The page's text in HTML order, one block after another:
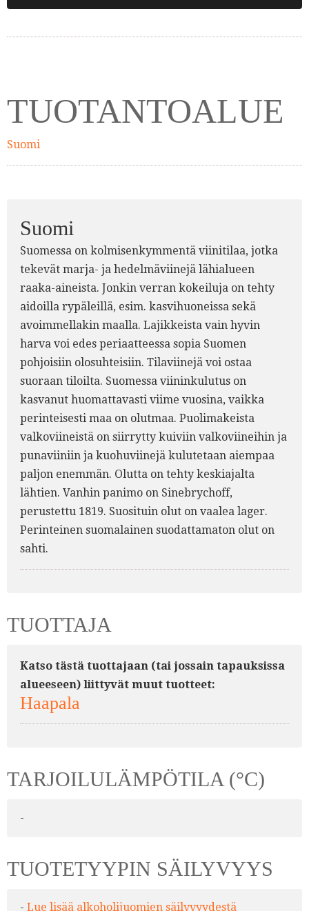
TUOTANTOALUE
Suomi
Suomi
Suomessa on kolmisenkymmentä viinitilaa, jotka
tekevät marja- ja hedelmäviinejä lähialueen
raaka-aineista. Jonkin verran kokeiluja on tehty
aidoilla rypäleillä, esim. kasvihuoneissa sekä
avoimmellakin maalla. Lajikkeista vain hyvin
harva voi edes periaatteessa sopia Suomen
pohjoisiin olosuhteisiin. Tilaviinejä voi ostaa
suoraan tiloilta. Suomessa viininkulutus on
kasvanut huomattavasti viime vuosina, vaikka
perinteisesti maa on olutmaa. Puolimakeista
valkoviineistä on siirrytty kuiviin valkoviineihin ja
punaviiniin ja kuohuviinejä kulutetaan aiempaa
paljon enemmän. Olutta on tehty keskiajalta
lähtien. Vanhin panimo on Sinebrychoff,
perustettu 1819. Suosituin olut on vaalea lager.
Perinteinen suomalainen suodattamaton olut on
sahti.
TUOTTAJA
Katso tästä tuottajaan (tai jossain tapauksissa
alueeseen) liittyvät muut tuotteet:
Haapala
TARJOILULÄMPÖTILA (°C)
-
TUOTETYYPIN SÄILYVYYS
- Lue lisää alkoholijuomien säilyvyydestä